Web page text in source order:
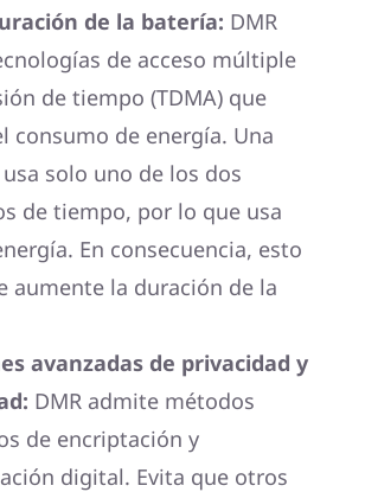
de la batería: DMR
de acceso múltiple
de tiempo (TDMA) que
consumo de energía. Una
solo uno de los dos
de tiempo, por lo que usa
En consecuencia, esto
aumente la duración de la
avanzadas de privacidad y
DMR admite métodos
de encriptación y
digital. Evita que otros